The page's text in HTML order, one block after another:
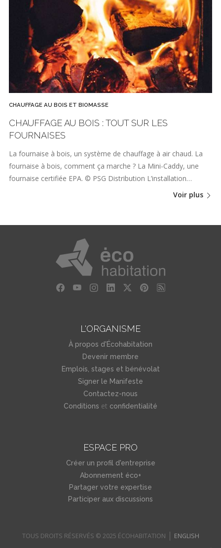
CHAUFFAGE AU BOIS ET BIOMASSE
CHAUFFAGE AU BOIS : TOUT SUR LES
FOURNAISES
La fournaise à bois, un système de chauffage à air chaud. La
fournaise à bois, comment ça marche ? La Mini-Caddy, une
fournaise certifiée EPA. © PSG Distribution L’installation…
Voir plus
L'ORGANISME
À propos d'Écohabitation
Devenir membre
Emplois, stages et bénévolat
Signer le Manifeste
Contactez-nous
Conditions et confidentialité
ESPACE PRO
Créer un profil d'entreprise
Abonnement éco+
Partager votre expertise
Participer aux discussions
TOUS DROITS RÉSERVÉS © 2025 ÉCOHABITATION ENGLISH